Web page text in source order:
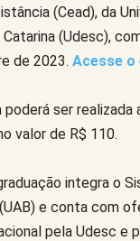
(Cead), da
(Udesc),
de 2023. Acesse o
poderá ser realizada
valor de R$ 110.
integra o
e conta com
pela Udesc e